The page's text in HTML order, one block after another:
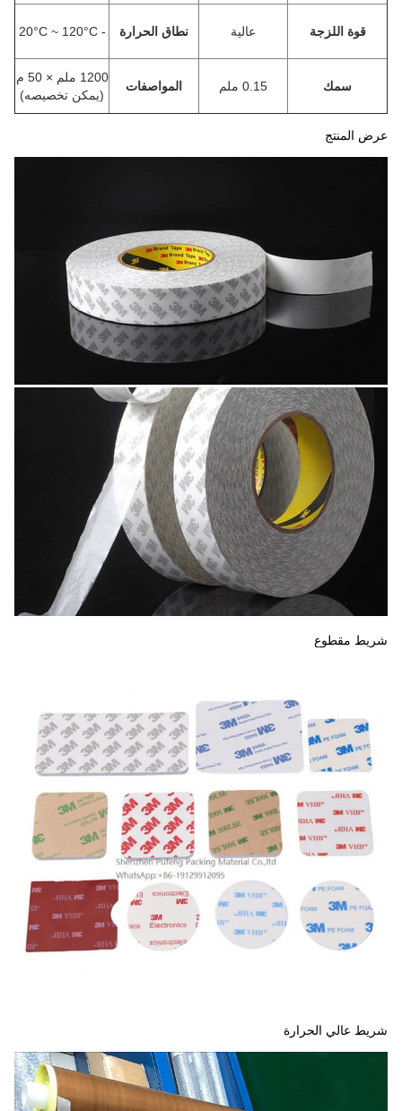
قوة اللزجة عالية نطاق الحرارة - 20°C ~ 120°C
سمك 0.15 ملم المواصفات
1200 ملم × 50 م
(يمكن تخصيصه)
عرض المنتج
شريط مقطوع
شريط عالي الحرارة